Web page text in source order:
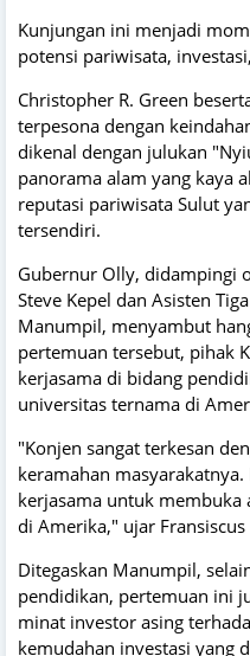
Kunjungan ini menjadi
potensi pariwisata,
Christopher R. Green
terpesona dengan
dikenal dengan julukan
panorama alam yang kaya
reputasi pariwisata Sulut
tersendiri.
Gubernur Olly, didampingi
Steve Kepel dan Asisten
Manumpil, menyambut
pertemuan tersebut, pihak
kerjasama di bidang
universitas ternama di
"Konjen sangat terkesan
keramahan
kerjasama untuk membuka
di Amerika," ujar
Ditegaskan Manumpil,
pendidikan, pertemuan ini
minat investor asing
kemudahan investasi yang